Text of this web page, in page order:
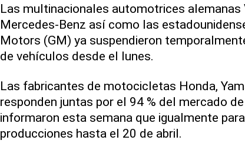
Las multinacionales automotrices alemanas
Mercedes-Benz así como las
Motors (GM) ya suspendieron
de vehículos desde el lunes.
Las fabricantes de motocicletas Honda,
responden juntas por el 94 % del mercado
informaron esta semana que igualmente
producciones hasta el 20 de abril.